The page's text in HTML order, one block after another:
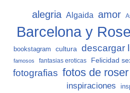
alegria Algaida amor
Barcelona y
bookstagram cultura descargar
famosos fantasias eroticas Felicidad
fotografias fotos de
inspiraciones